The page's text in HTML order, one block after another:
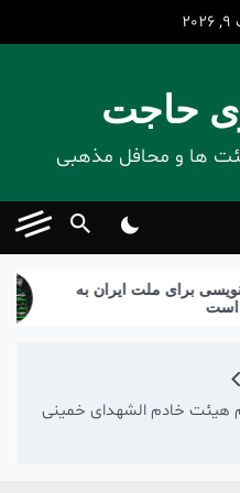
حاجت
ها و محافل مذهبی
ملت ایران به
هیئت خادم الشهدای خمینی